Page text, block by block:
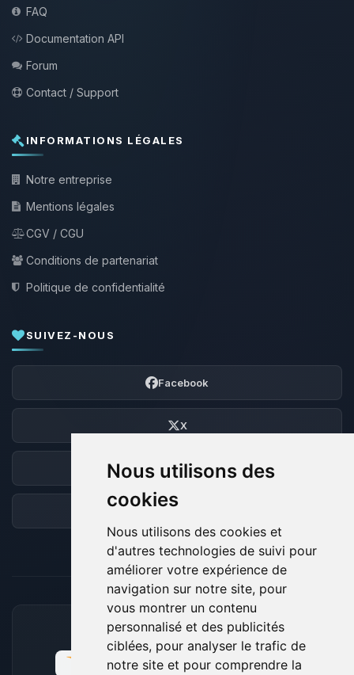
Nous utilisons des
cookies
Nous utilisons des cookies et
d'autres technologies de suivi pour
améliorer votre expérience de
navigation sur notre site, pour
vous montrer un contenu
personnalisé et des publicités
ciblées, pour analyser le trafic de
notre site et pour comprendre la
FAQ
Documentation API
Forum
Contact / Support
INFORMATIONS LÉGALES
Notre entreprise
Mentions légales
CGV / CGU
Conditions de partenariat
Politique de confidentialité
SUIVEZ-NOUS
Facebook
X
Discord
Forum
MOYENS DE PAIEMENT ACCEPTÉS